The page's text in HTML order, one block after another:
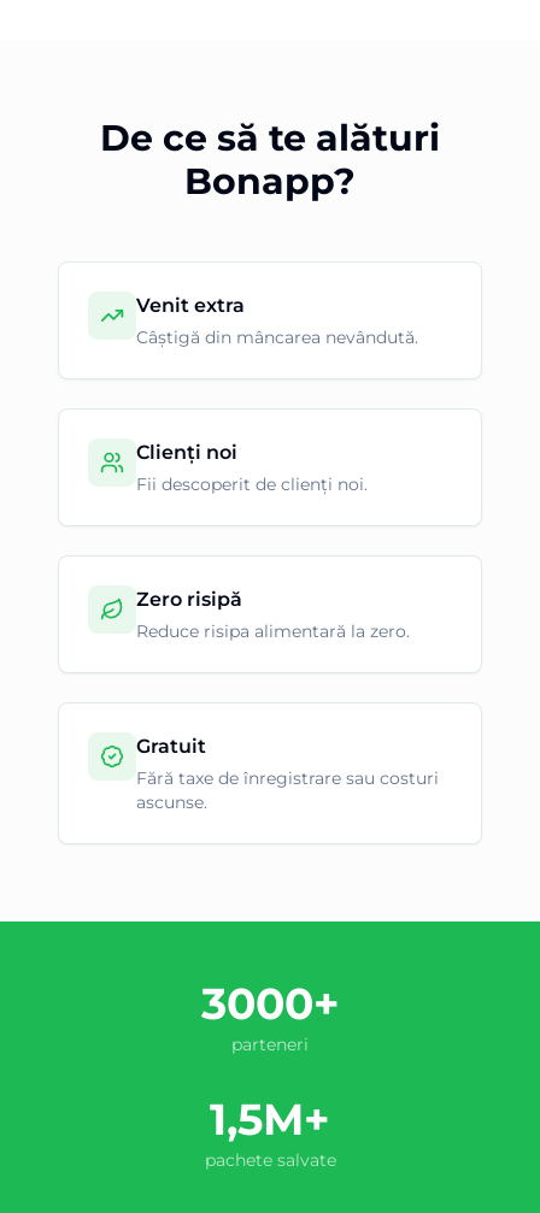
De ce să te alături
Bonapp?
Venit extra
Câștigă din mâncarea nevândută.
Clienți noi
Fii descoperit de clienți noi.
Zero risipă
Reduce risipa alimentară la zero.
Gratuit
Fără taxe de înregistrare sau costuri
ascunse.
3000+
parteneri
1,5M+
pachete salvate